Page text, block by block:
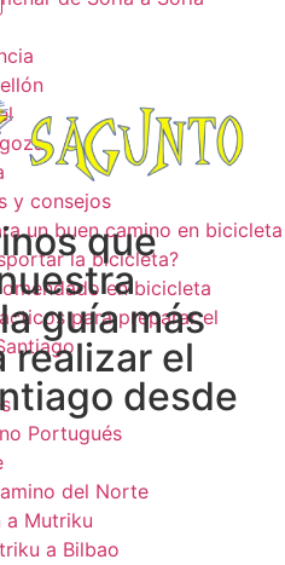
y consejos
un buen camino en bicicleta
la bicicleta?
en bicicleta
para preparar el
Portugués
del Norte
a Mutriku
a Bilbao
que
guía más
realizar el
desde